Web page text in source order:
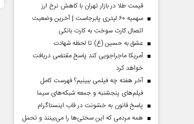
قیمت طلا در بازار تهران با کاهش نرخ ارز
سهمیه ۶۰ لیتری پابرجاست | آخرین وضعیت
اتصال کارت سوخت به کارت بانکی
عشق به حسین (ع) تا لحظه شهادت
آمریکا ماجراجویی کند پاسخ مقتضی دریافت
خواهد کرد
آخر هفته چه فیلمی ببینیم؟ فهرست کامل
فیلم‌های پنجشنبه و جمعه شبکه‌های سیما
پاسخ قانون به خشونت در قاب اینستاگرام
همه مردمی که این سختی‌ها را می‌بینند و تحمل